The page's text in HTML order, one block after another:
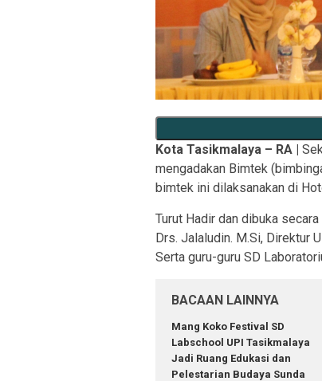
Kota Tasikmalaya – RA |
mengadakan Bimtek
bimtek ini dilaksanakan di
Turut Hadir dan dibuka
Drs. Jalaludin. M.Si, Direktur
Serta guru-guru SD
BACAAN LAINNYA
Mang Koko Festival SD
Labschool UPI Tasikmalaya
Jadi Ruang Edukasi dan
Pelestarian Budaya Sunda